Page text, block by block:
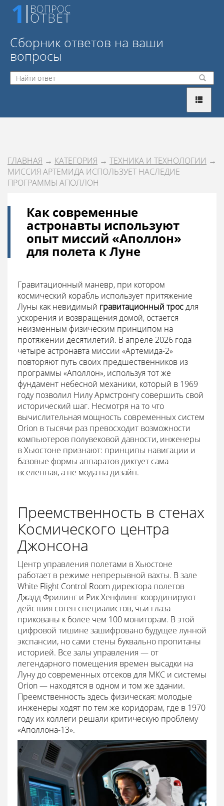
Сборник ответов на ваши
вопросы
ГЛАВНАЯ → КАТЕГОРИЯ → ТЕХНИКА И ТЕХНОЛОГИИ →
МИССИЯ АРТЕМИДА ИСПОЛЬЗУЕТ НАСЛЕДИЕ
ПРОГРАММЫ АПОЛЛОН
Как современные
астронавты используют
опыт миссий «Аполлон»
для полета к Луне
Гравитационный маневр, при котором
космический корабль использует притяжение
Луны как невидимый гравитационный тросдля
ускорения и возвращения домой, остается
неизменным физическим принципом на
протяжении десятилетий. В апреле 2026 года
четыре астронавта миссии «Артемида-2»
повторяют путь своих предшественников из
программы «Аполлон», используя тот же
фундамент небесной механики, который в 1969
году позволил Нилу Армстронгу совершить свой
исторический шаг. Несмотря на то что
вычислительная мощность современных систем
Orion в тысячи раз превосходит возможности
компьютеров полувековой давности, инженеры
в Хьюстоне признают: принципы навигации и
базовые формы аппаратов диктует сама
вселенная, а не мода на дизайн.
Преемственность в стенах
Космического центра
Джонсона
Центр управления полетами в Хьюстоне
работает в режиме непрерывной вахты. В зале
White Flight Control Room директора полетов
Джадд Фрилинг и Рик Хенфлинг координируют
действия сотен специалистов, чьи глаза
прикованы к более чем 100 мониторам. В этой
цифровой тишине зашифровано будущее лунной
экспансии, но сами стены буквально пропитаны
историей. Все залы управления — от
легендарного помещения времен высадки на
Луну до современных отсеков для МКС и системы
Orion — находятся в одном и том же здании.
Преемственность здесь физическая: молодые
инженеры ходят по тем же коридорам, где в 1970
году их коллеги решали критическую проблему
«Аполлона-13».